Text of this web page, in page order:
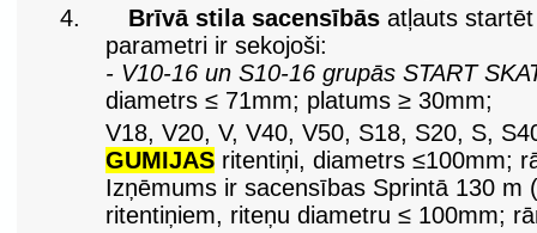
4.
Brīvā stila sacensībāsatļauts startēt
parametri ir sekojoši:
- V10-16 un S10-16 grupās START
diametrs ≤ 71mm; platums ≥ 30mm;
V18, V20, V, V40, V50, S18, S20, S,
GUMIJASritentiņi, diametrs ≤100mm;
Izņēmums ir sacensības Sprintā 130 m
ritentiņiem, riteņu diametru ≤ 100mm;